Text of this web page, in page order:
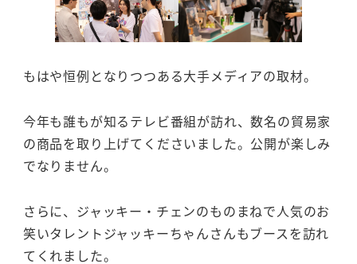
もはや恒例となりつつある大手メディアの取材。
今年も誰もが知るテレビ番組が訪れ、数名の貿易家
の商品を取り上げてくださいました。公開が楽しみ
でなりません。
さらに、ジャッキー・チェンのものまねで人気のお
笑いタレントジャッキーちゃんさんもブースを訪れ
てくれました。